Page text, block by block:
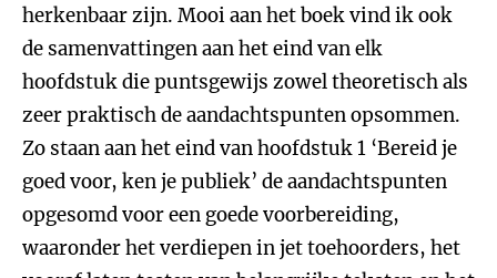
herkenbaar zijn. Mooi aan het boek vind ik ook
de samenvattingen aan het eind van elk
hoofdstuk die puntsgewijs zowel theoretisch als
zeer praktisch de aandachtspunten opsommen.
Zo staan aan het eind van hoofdstuk 1 ‘Bereid je
goed voor, ken je publiek’ de aandachtspunten
opgesomd voor een goede voorbereiding,
waaronder het verdiepen in jet toehoorders, het